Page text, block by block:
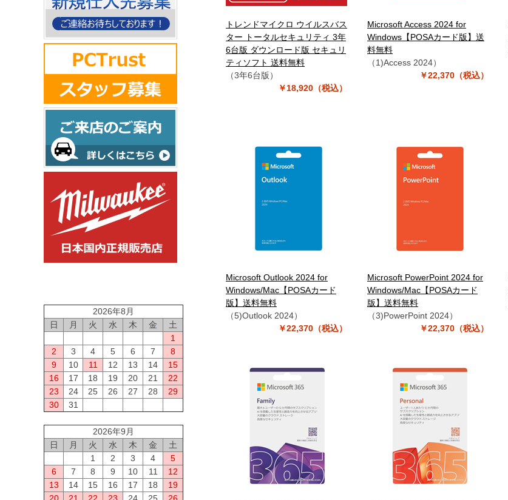
2026年8月
日
月 火 水 木 金
土
1
2
3 4 5 6 7
8
9
10 11 12 13 14
15
16
17 18 19 20 21
22
23
24 25 26 27 28
29
30
31
2026年9月
日
月 火 水 木 金
土
1
2 3 4
5
6
7 8 9 10 11
12
13
14 15 16 17 18
19
トレンドマイクロ ウイルスバス
ター トータルセキュリティ 3年
6台版 ダウンロード版 セキュリ
ティソフト 送料無料
（3年6台版）
￥18,920（税込）
Microsoft Access 2024 for
Windows【POSAカード版】送
料無料
（1)Access 2024）
￥22,370（税込）
Microsoft Outlook 2024 for
Windows/Mac【POSAカード
版】送料無料
（5)Outlook 2024）
￥22,370（税込）
Microsoft PowerPoint 2024 for
Windows/Mac【POSAカード
版】送料無料
（3)PowerPoint 2024）
￥22,370（税込）